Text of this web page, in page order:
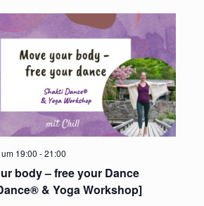
19:00 -21:00
body – free your Dance
& Yoga Workshop]